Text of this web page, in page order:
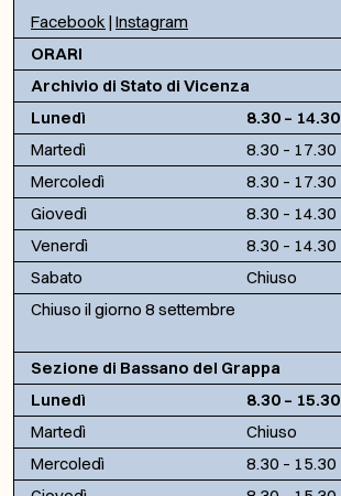
Facebook | Instagram
ORARI
Archivio di Stato di Vicenza
Lunedì
8.30 – 14.30
Martedì
8.30 – 17.30
Mercoledì
8.30 – 17.30
Giovedì
8.30 – 14.30
Venerdì
8.30 – 14.30
Sabato
Chiuso
Chiuso il giorno 8 settembre
Sezione di Bassano del Grappa
Lunedì
8.30 – 15.30
Martedì
Chiuso
Mercoledì
8.30 – 15.30